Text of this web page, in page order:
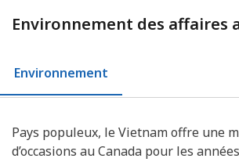
Environnement des affaires
Environnement
Pays populeux, le Vietnam offre une
d’occasions au Canada pour les